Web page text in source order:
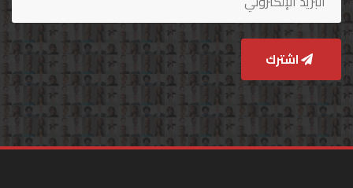
اشترك